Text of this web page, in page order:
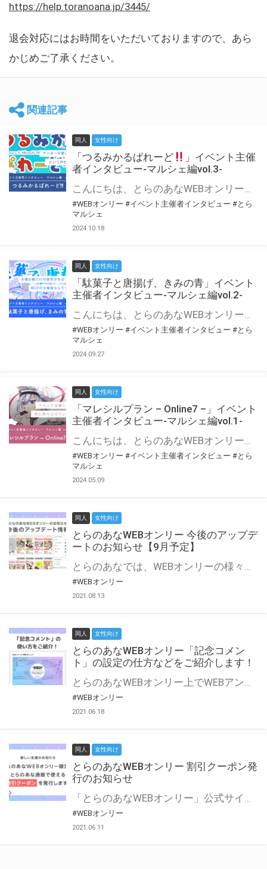
https://help.toranoana.jp/3445/
退会対応にはお時間をいただいておりますので、あら
かじめご了承ください。
関連記事
同人 女性向け
「つるみかるぱれーど
」イベント主催
者インタビュー-マルシェ編vol.3-
こんにちは、とらのあなWEBオンリー運営スタッフです。 新たにお届けする、イベント主催者インタビュー-マルシェ編-は、 とらのあなWEBオンリー「マルシェ」をご利用した主催様に 「マルシェ」を使って開催した感想や心がけをお聞きする企画です。 今回は、WEBオンリー初開催「つるみかるぱれーど
#WEBオンリー #イベント主催者インタビュー #とら
マルシェ
2024.10.18
同人 女性向け
「駄菓子と唐揚げ、きみの青」イベント
主催者インタビュー-マルシェ編vol.2-
こんにちは、とらのあなWEBオンリー運営スタッフです。 新たにお届けする、イベント主催者インタビュー-マルシェ編-は、 とらのあなWEBオンリー「マルシェ」をご利用の主催様に 「マルシェ」を使ってイベントを開催した感想や心がけをお聞きする企画です。 今回は、WEBオンリー初開催「駄菓子と唐揚げ、きみの青」より、 主催のぎこ六屋様にお話を伺いました。 協力：ぎこ六屋様／イベント公式Twitter（@krkgwks） とらのあなWEBオンリー「マルシェ」とは？ WEBオンリーでリアルタイムでコミュニケーションがとれるオンライン会場です。
#WEBオンリー #イベント主催者インタビュー #とら
マルシェ
2024.09.27
同人 女性向け
「マレシルプラン – Online7 –」イベント
主催者インタビュー-マルシェ編vol.1-
こんにちは、とらのあなWEBオンリー運営スタッフです。 新たにお届けする、イベント主催者インタビュー-マルシェ編-は、 とらのあなWEBオンリー「マルシェ」をご利用した主催様に 「マルシェ」を使って開催した感想や心がけをお聞きする企画です。 今回は、WEBオンリー開催7回目迎えた「マレシルプラン – Online7 –」より、 主催の玉川うた様にお話を伺いました。 ▼マレシルプランのインタビュー前回記事 「イベント主催者インタビュー vol.6」はこちら 協力：玉川うた様（マレシルプラン実行委員会 代表）／イベント公式Twitter（@mallesil_plan） とらのあなWEBオンリー「マルシェ」とは？ WEBオンリーでリアルタイムでコミュニケーションがとれるオンライン会場です。
#WEBオンリー #イベント主催者インタビュー #とら
マルシェ
2024.05.09
同人 女性向け
とらのあなWEBオンリー 今後のアップデ
ートのお知らせ【9月予定】
とらのあなでは、WEBオンリーの様々な支援を実施しています。 今回は2021年9月に実装を予定しているアップデート情報についてご紹介いたします。 とらのあなWEBオンリーサイトはこちら
#WEBオンリー
2021.08.13
同人 女性向け
とらのあなWEBオンリー「記念コメン
ト」の設定の仕方などをご紹介します！
とらのあなWEBオンリー上でWEBアンソロジーが作成できる「記念コメント」について、その使い方や作成手順を解説します！ 支援タイプを「サークル参加型」「サークル参加型・マルシェ(イベント会場)機能付き」でお申し込みいただいている主催者様はぜひご活用ください♪ とらのあなWEBオンリーサイトはこちら
#WEBオンリー
2021.06.18
同人 女性向け
とらのあなWEBオンリー 割引クーポン発
行のお知らせ
「とらのあなWEBオンリー」公式サイトでとらのあな通販の「割引クーポン」を配布中！ イベントごとに開催当日限定で使える割引クーポンのシリアルコードを発行します。 とらのあなWEBオンリーのページをチェックして、イベント当日にお得にお買い物を楽しみましょう♪ ※本キャンペーンは予告なく終了する場合がございます。 とらのあなWEBオンリーサイトはこちら
#WEBオンリー
2021.06.11